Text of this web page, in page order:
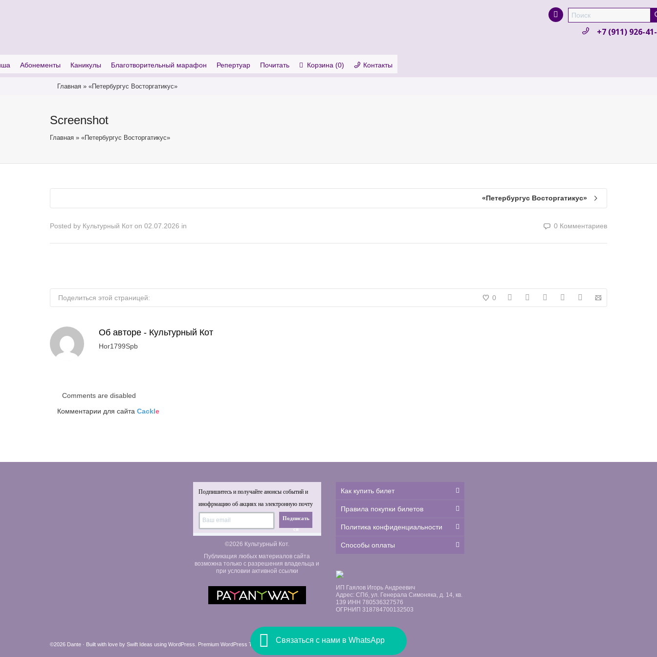
+7 (911) 926-
Абонементы Каникулы Благотворительный марафон Репертуар Почитать Корзина (0) Контакты
Главная » «Петербургус Восторгатикус»
Связаться с нами в WhatsApp
Screenshot
Главная » «Петербургус Восторгатикус»
«Петербургус Восторгатикус»
Posted by Культурный Кот on 02.07.2026 in 0 Комментариев
Поделиться этой страницей: 0
Об авторе - Культурный Кот
Hor1799Spb
Comments are disabled
Комментарии для сайта Cackle
Подпишитесь и получайте анонсы событий и
инофрмацию об акциях на электронную почту
Подписать
ся
©2026 Культурный Кот.
Публикация любых материалов сайта
возможна только с разрешения владельца и
при условии активной ссылки
Как купить билет
Правила покупки билетов
Политика конфиденциальности
Способы оплаты
ИП Гаялов Игорь Андреевич
Адрес: СПб, ул. Генерала Симоняка, д. 14, кв.
139 ИНН 780536327576
ОГРНИП 318784700132503
©2026 Dante · Built with love by Swift Ideas using WordPress Premium WordPress Themes by Swift Ideas